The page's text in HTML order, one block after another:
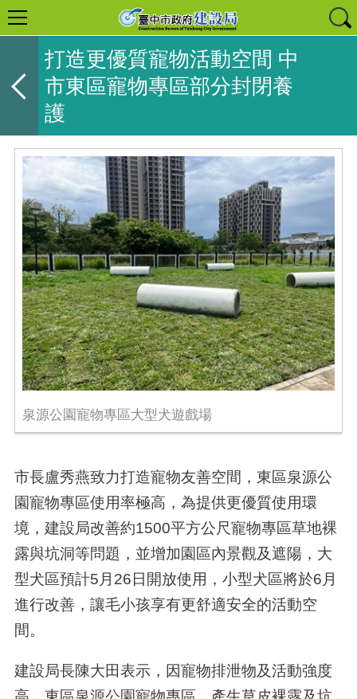
打造更優質寵物活動空間 中
市東區寵物專區部分封閉養
護
泉源公園寵物專區大型犬遊戲場
市長盧秀燕致力打造寵物友善空間，東區泉源公
園寵物專區使用率極高，為提供更優質使用環
境，建設局改善約1500平方公尺寵物專區草地裸
露與坑洞等問題，並增加園區內景觀及遮陽，大
型犬區預計5月26日開放使用，小型犬區將於6月
進行改善，讓毛小孩享有更舒適安全的活動空
間。
建設局長陳大田表示，因寵物排泄物及活動強度